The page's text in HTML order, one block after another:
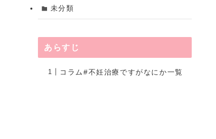
未分類
あらすじ
コラム#不妊治療ですがなにか一覧